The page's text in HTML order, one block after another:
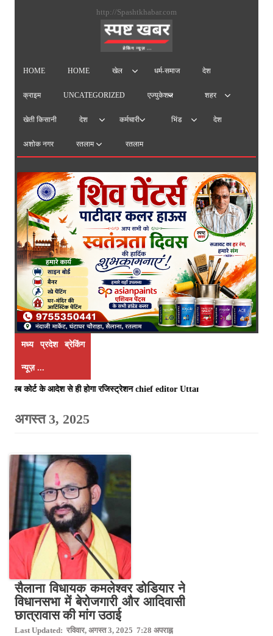
http://Spashtkhabar.com
HOME HOME खेल धर्म-समाज देश
क्राइम UNCATEGORIZED एज्युकेशन शहर
खेती किसानी देश कर्मचारी भिंड देश
अशोक नगर रतलाम रतलाम
मध्य प्रदेश ब्रेकिंग
न्यूज़ ...
कोर्ट के आदेश से ही होगा रजिस्ट्रेशन chief editor Uttam Sharma. mk
सैलाना विधायक कमलेश्वर डोडियार ने
विधानसभा में बेरोजगारी और आदिवासी
छात्रावास की मांग उठाई
Last Updated: रविवार, अगस्त 3, 2025 7:28 अपराह्न